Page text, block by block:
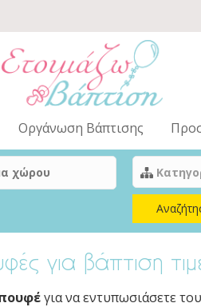
Οργάνωση Βάπτισης
για βάπτιση
για να εντυπωσιάσετε